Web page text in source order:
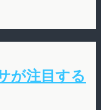
が注目する